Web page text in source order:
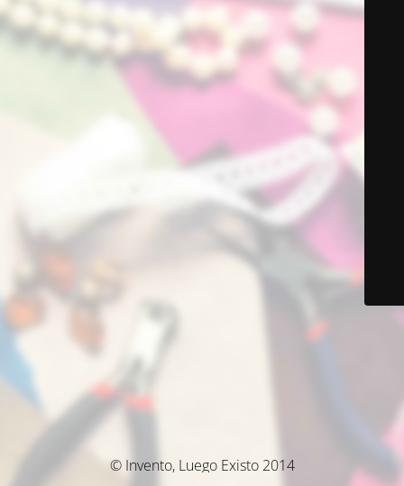
© Invento, Luego Existo 2014